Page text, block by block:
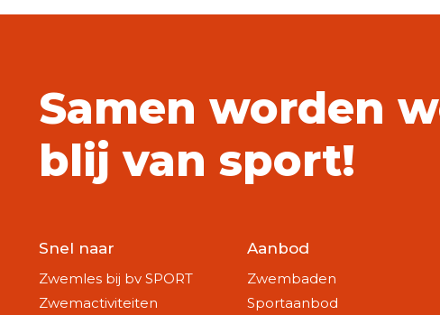
Samen worden
blij van sport!
Snel naar
Zwemles bij bv SPORT
Zwemactiviteiten
Aanbod
Zwembaden
Sportaanbod